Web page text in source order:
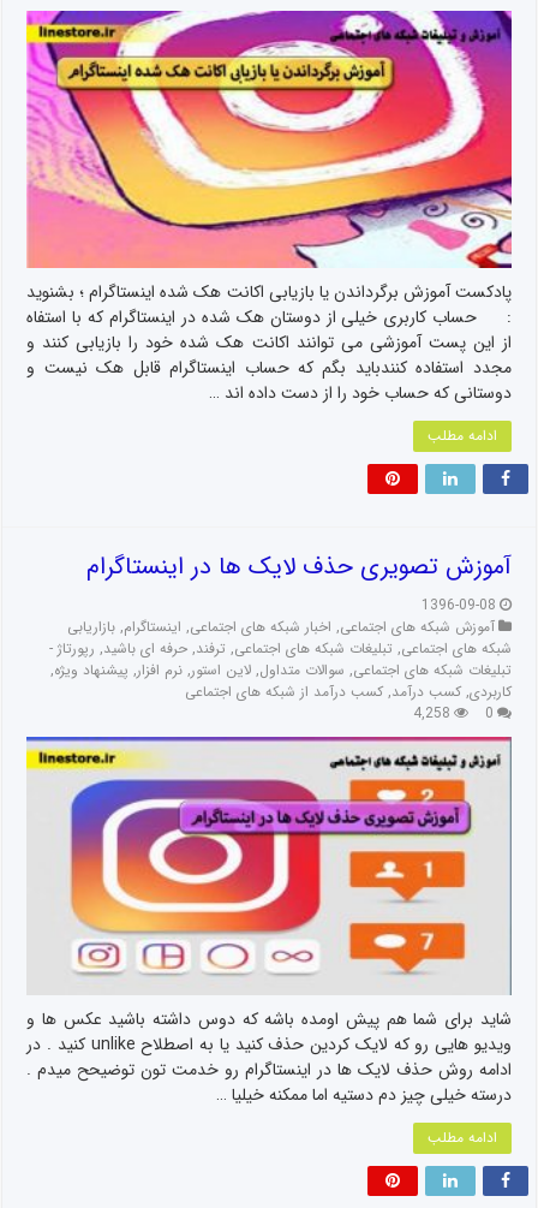
پادکست آموزش برگرداندن یا بازیابی اکانت هک شده اینستاگرام ؛ بشنوید
: حساب کاربری خیلی از دوستان هک شده در اینستاگرام که با استفاه
از این پست آموزشی می توانند اکانت هک شده خود را بازیابی کنند و
مجدد استفاده کنندباید بگم که حساب اینستاگرام قابل هک نیست و
دوستانی که حساب خود را از دست داده اند …
ادامه مطلب
آموزش تصویری حذف لایک ها در اینستاگرام
1396-09-08
آموزش شبکه های اجتماعی, اخبار شبکه های اجتماعی, اینستاگرام, بازاریابی
شبکه های اجتماعی, تبلیغات شبکه های اجتماعی, ترفند, حرفه ای باشید, رپورتاژ -
تبلیغات شبکه های اجتماعی, سوالات متداول, لاین استور, نرم افزار, پیشنهاد ویژه,
کاربردی, کسب درآمد, کسب درآمد از شبکه های اجتماعی
0
4,258
شاید برای شما هم پیش اومده باشه که دوس داشته باشید عکس ها و
ویدیو هایی رو که لایک کردین حذف کنید یا به اصطلاح unlike کنید . در
ادامه روش حذف لایک ها در اینستاگرام رو خدمت تون توضیحح میدم .
درسته خیلی چیز دم دستیه اما ممکنه خیلیا …
ادامه مطلب